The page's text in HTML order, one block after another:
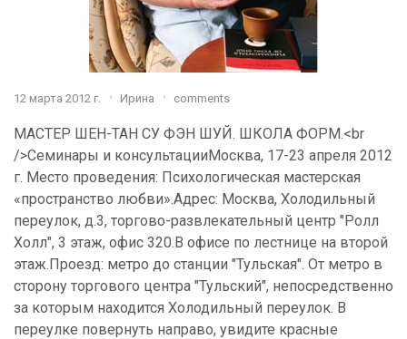
12 марта 2012 г. Ирина comments
МАСТЕР ШЕН-ТАН СУ ФЭН ШУЙ. ШКОЛА ФОРМ.<br
/>Семинары и консультацииМосква, 17-23 апреля 2012
г. Место проведения: Психологическая мастерская
«пространство любви».Адрес: Москва, Холодильный
переулок, д.3, торгово-развлекательный центр "Ролл
Холл", 3 этаж, офис 320.В офисе по лестнице на второй
этаж.Проезд: метро до станции "Тульская". От метро в
сторону торгового центра "Тульский", непосредственно
за которым находится Холодильный переулок. В
переулке повернуть направо, увидите красные